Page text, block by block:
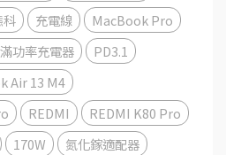
科 充電線
MacBook Pro
功率充電器
PD3.1
Air 13 M4
REDMI
REDMI K80 Pro
170W
氮化鎵適配器